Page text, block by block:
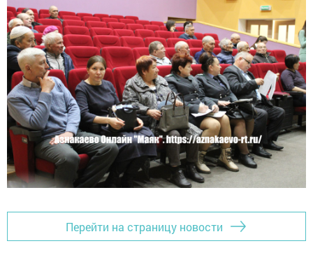
Перейти на страницу новости